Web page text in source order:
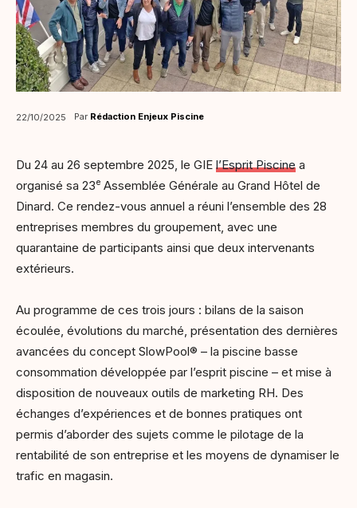
22/10/2025 Par Rédaction Enjeux Piscine
Du 24 au 26 septembre 2025, le GIE l’Esprit Piscine a
organisé sa 23e Assemblée Générale au Grand Hôtel de
Dinard. Ce rendez-vous annuel a réuni l’ensemble des 28
entreprises membres du groupement, avec une
quarantaine de participants ainsi que deux intervenants
extérieurs.
Au programme de ces trois jours : bilans de la saison
écoulée, évolutions du marché, présentation des dernières
avancées du concept SlowPool® – la piscine basse
consommation développée par l’esprit piscine – et mise à
disposition de nouveaux outils de marketing RH. Des
échanges d’expériences et de bonnes pratiques ont
permis d’aborder des sujets comme le pilotage de la
rentabilité de son entreprise et les moyens de dynamiser le
trafic en magasin.